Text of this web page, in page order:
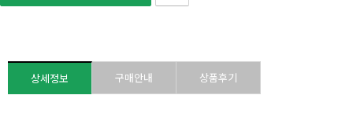
상세정보 구매안내 상품후기